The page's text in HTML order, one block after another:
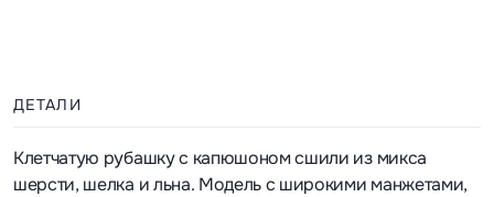
ДЕТАЛИ
Клетчатую рубашку с капюшоном сшили из микса
шерсти, шелка и льна. Модель с широкими манжетами,